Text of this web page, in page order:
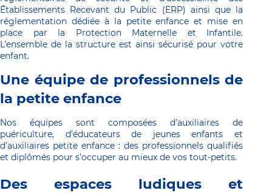
Établissements Recevant du Public (ERP) ainsi que la
réglementation dédiée à la petite enfance et mise en
place par la Protection Maternelle et Infantile.
L’ensemble de la structure est ainsi sécurisé pour votre
enfant.
Une équipe de professionnels de
la petite enfance
Nos équipes sont composées d’auxiliaires de
puériculture, d’éducateurs de jeunes enfants et
d’auxiliaires petite enfance : des professionnels qualifiés
et diplômés pour s’occuper au mieux de vos tout-petits.
Des espaces ludiques et